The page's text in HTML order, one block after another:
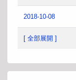
2018-10-08
[ 全部展開 ]